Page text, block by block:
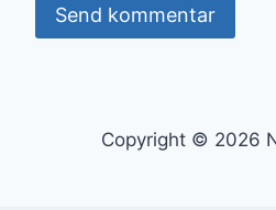
Copyright © 2026